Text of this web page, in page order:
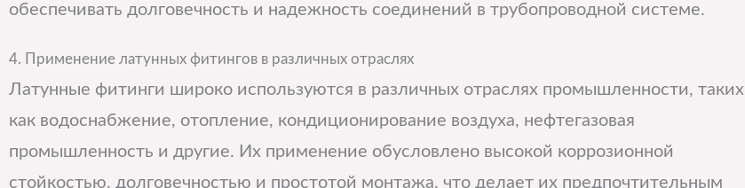
обеспечивать долговечность и надежность соединений в трубопроводной системе.
4. Применение латунных фитингов в различных отраслях
Латунные фитинги широко используются в различных отраслях промышленности, таких
как водоснабжение, отопление, кондиционирование воздуха, нефтегазовая
промышленность и другие. Их применение обусловлено высокой коррозионной
стойкостью, долговечностью и простотой монтажа, что делает их предпочтительным